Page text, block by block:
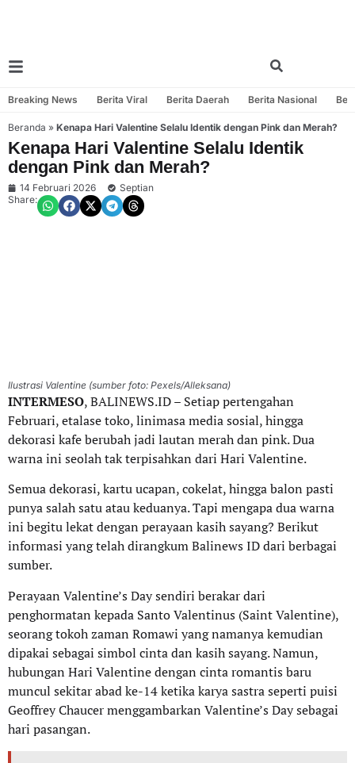
Breaking News Berita Viral Berita Daerah Berita Nasional
Beranda » Kenapa Hari Valentine Selalu Identik dengan Pink dan Merah?
Kenapa Hari Valentine Selalu Identik
dengan Pink dan Merah?
14 Februari 2026
Septian
Share:
Ilustrasi Valentine (sumber foto: Pexels/Alleksana)
INTERMESO, BALINEWS.ID – Setiap pertengahan
Februari, etalase toko, linimasa media sosial, hingga
dekorasi kafe berubah jadi lautan merah dan pink. Dua
warna ini seolah tak terpisahkan dari Hari Valentine.
Semua dekorasi, kartu ucapan, cokelat, hingga balon pasti
punya salah satu atau keduanya. Tapi mengapa dua warna
ini begitu lekat dengan perayaan kasih sayang? Berikut
informasi yang telah dirangkum Balinews ID dari berbagai
sumber.
Perayaan Valentine’s Day sendiri berakar dari
penghormatan kepada Santo Valentinus (Saint Valentine),
seorang tokoh zaman Romawi yang namanya kemudian
dipakai sebagai simbol cinta dan kasih sayang. Namun,
hubungan Hari Valentine dengan cinta romantis baru
muncul sekitar abad ke-14 ketika karya sastra seperti puisi
Geoffrey Chaucer menggambarkan Valentine’s Day sebagai
hari pasangan.